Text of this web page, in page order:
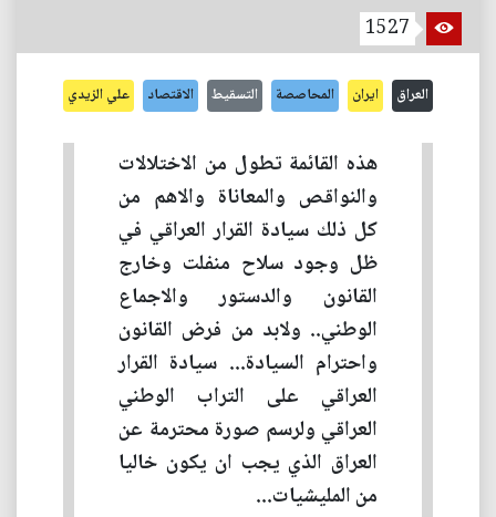
1527
العراق ايران المحاصصة التسقيط الاقتصاد علي الزيدي
هذه القائمة تطول من الاختلالات
والنواقص والمعاناة والاهم من
كل ذلك سيادة القرار العراقي في
ظل وجود سلاح منفلت وخارج
القانون والدستور والاجماع
الوطني.. ولابد من فرض القانون
واحترام السيادة... سيادة القرار
العراقي على التراب الوطني
العراقي ولرسم صورة محترمة عن
العراق الذي يجب ان يكون خاليا
من المليشيات...